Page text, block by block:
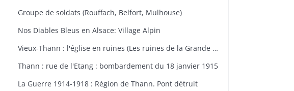
Groupe de soldats (Rouffach, Belfort, Mulhouse)
Nos Diables Bleus en Alsace: Village Alpin
Vieux-Thann : l'église en ruines (Les ruines de la Grande Guerre)
Thann : rue de l'Etang : bombardement du 18 janvier 1915
La Guerre 1914-1918 : Région de Thann. Pont détruit